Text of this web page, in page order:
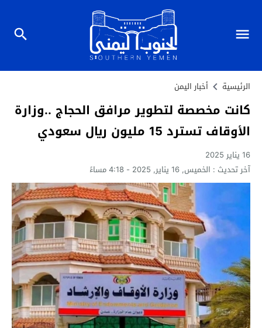
الرئيسية أخبار اليمن
كانت مخصصة لتطوير مرافق الحجاج ..وزارة
الأوقاف تسترد 15 مليون ريال سعودي
16 يناير 2025
آخر تحديث : الخميس, 16 يناير, 2025 - 4:18 مساءً